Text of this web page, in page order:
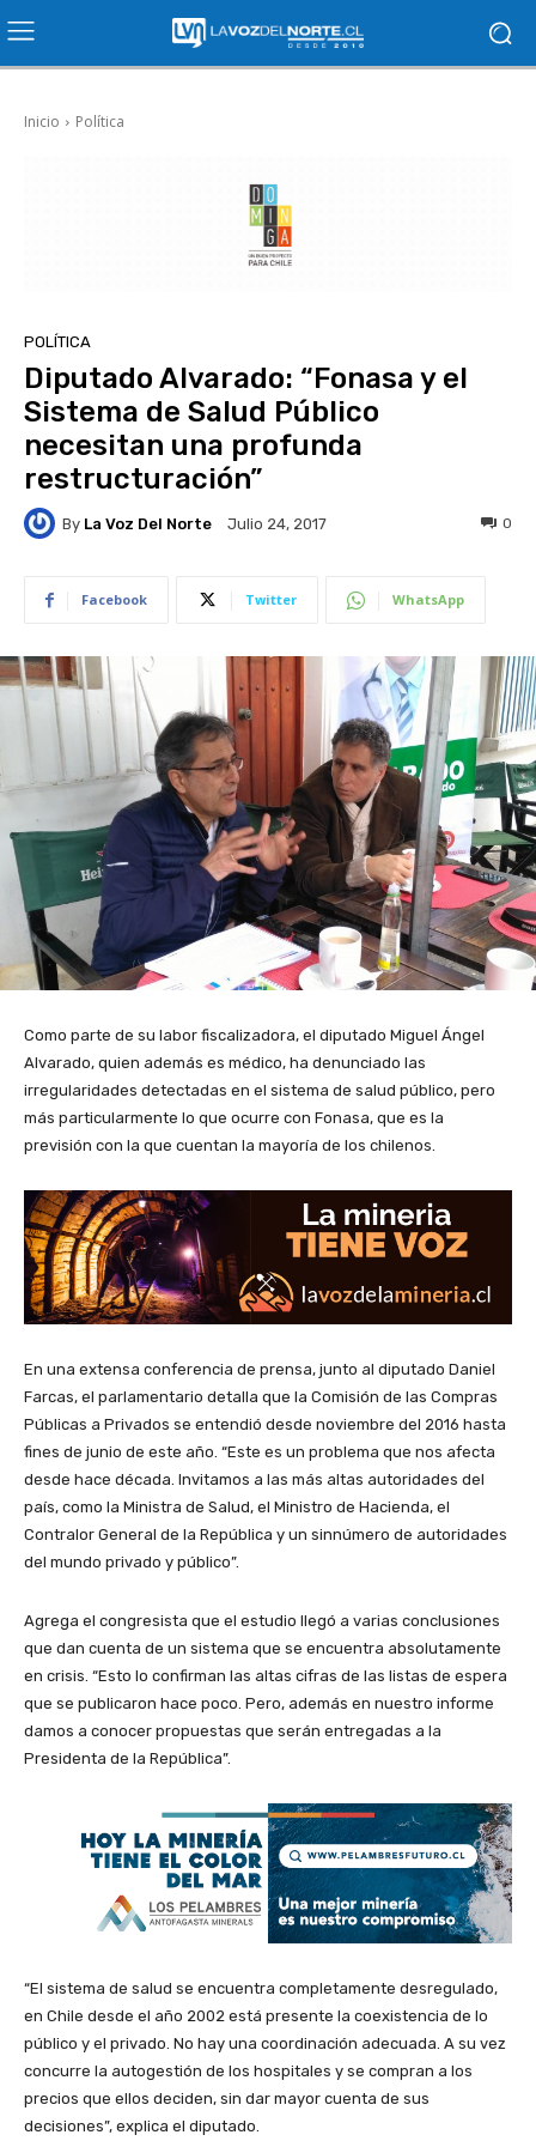
Inicio Política
POLÍTICA
Diputado Alvarado: “Fonasa y el
Sistema de Salud Público
necesitan una profunda
restructuración”
By La Voz Del Norte Julio 24, 2017 0
Facebook Twitter WhatsApp
Como parte de su labor fiscalizadora, el diputado Miguel Ángel
Alvarado, quien además es médico, ha denunciado las
irregularidades detectadas en el sistema de salud público, pero
más particularmente lo que ocurre con Fonasa, que es la
previsión con la que cuentan la mayoría de los chilenos.
En una extensa conferencia de prensa, junto al diputado Daniel
Farcas, el parlamentario detalla que la Comisión de las Compras
Públicas a Privados se entendió desde noviembre del 2016 hasta
fines de junio de este año. “Este es un problema que nos afecta
desde hace década. Invitamos a las más altas autoridades del
país, como la Ministra de Salud, el Ministro de Hacienda, el
Contralor General de la República y un sinnúmero de autoridades
del mundo privado y público”.
Agrega el congresista que el estudio llegó a varias conclusiones
que dan cuenta de un sistema que se encuentra absolutamente
en crisis. “Esto lo confirman las altas cifras de las listas de espera
que se publicaron hace poco. Pero, además en nuestro informe
damos a conocer propuestas que serán entregadas a la
Presidenta de la República”.
“El sistema de salud se encuentra completamente desregulado,
en Chile desde el año 2002 está presente la coexistencia de lo
público y el privado. No hay una coordinación adecuada. A su vez
concurre la autogestión de los hospitales y se compran a los
precios que ellos deciden, sin dar mayor cuenta de sus
decisiones”, explica el diputado.